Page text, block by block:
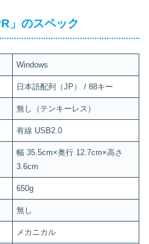
」のスペック
Windows
日本語配列（JP） / 88キー
無し（テンキーレス）
有線 USB2.0
幅 35.5cm×奥行 12.7cm×高さ
3.6cm
650g
無し
メカニカル